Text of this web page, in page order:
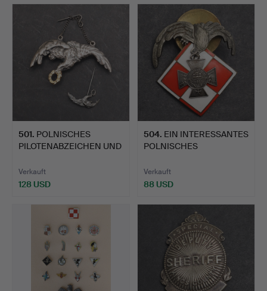
501. POLNISCHES
PILOTENABZEICHEN UND
Verkauft
128 USD
504. EIN INTERESSANTES
POLNISCHES
Verkauft
88 USD